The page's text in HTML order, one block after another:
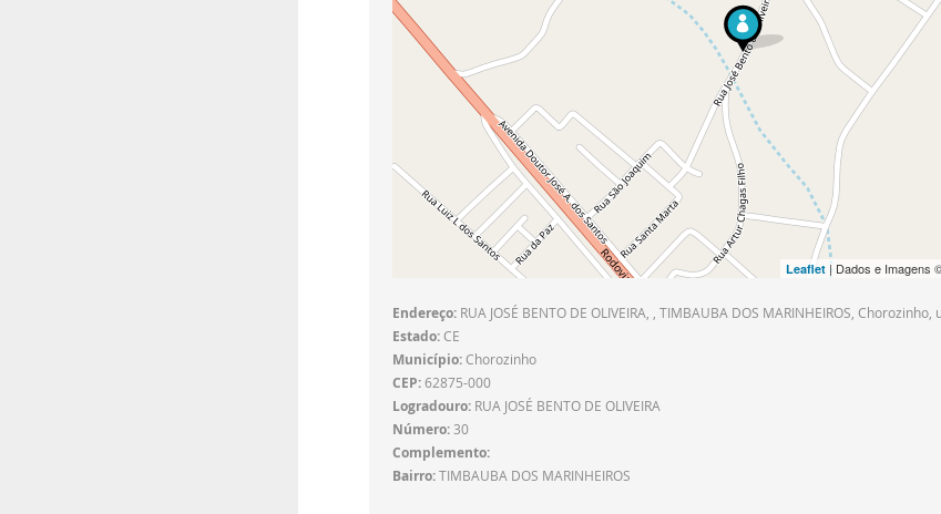
Leaflet | Dados e Imagens
Endereço: RUA JOSÉ BENTO DE OLIVEIRA, , TIMBAUBA DOS MARINHEIROS,
Estado: CE
Município: Chorozinho
CEP: 62875-000
Logradouro: RUA JOSÉ BENTO DE OLIVEIRA
Número: 30
Complemento:
Bairro: TIMBAUBA DOS MARINHEIROS